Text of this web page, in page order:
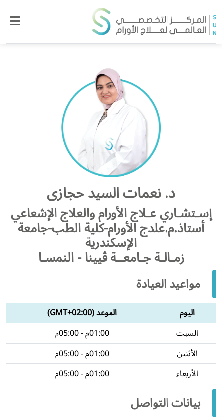
د. نعمات السيد حجازى
إسـتشـاري عـلاج الأورام والعلاج الإشعاعي
أستاذ.م.علدج الأورام-كلية الطب-جامعة
الإسكندرية
زمـالـة جـامعــة ڤيينا - النمسـا
مواعيد العيادة
اليوم
الموعد (GMT+02:00)
السبت
01:00م - 05:00م
الأثنين
01:00م - 05:00م
الأربعاء
01:00م - 05:00م
بيانات التواصل